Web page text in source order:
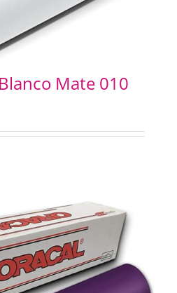
Mate 010